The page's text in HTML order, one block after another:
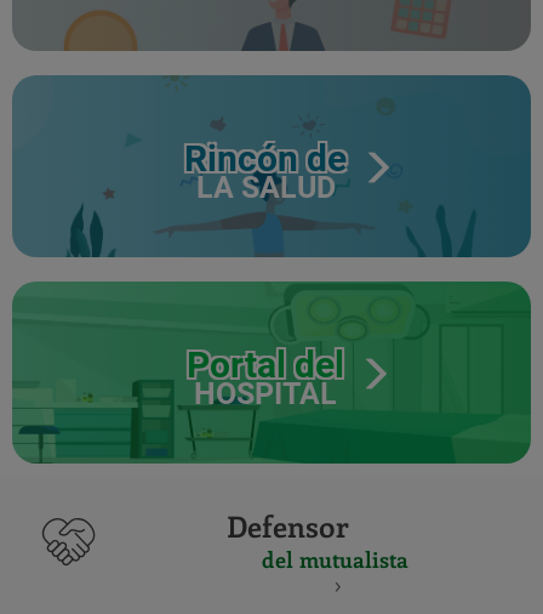
Rincón de
LA SALUD
Portal del
HOSPITAL
Defensor
del mutualista